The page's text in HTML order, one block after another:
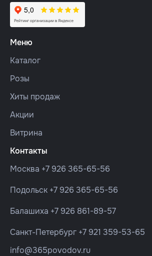
Меню
Каталог
Розы
Хиты продаж
Акции
Витрина
Контакты
Москва +7 926 365-65-56
Подольск +7 926 365-65-56
Балашиха +7 926 861-89-57
Санкт-Петербург +7 921 359-53-65
info@365povodov.ru